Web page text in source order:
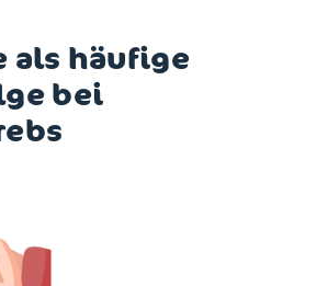
als häufige
bei